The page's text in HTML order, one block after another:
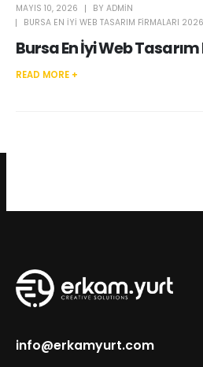
MAYIS 10, 2026 BY ADMIN
BURSA EN İYI WEB TASARIM FIRMALARI
Bursa En İyi Web
READ MORE +
info@erkamyurt.com